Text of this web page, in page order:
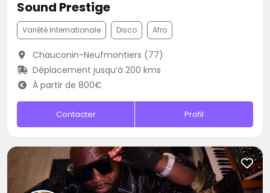
Sound Prestige
Variété Internationale Disco Afro
Chauconin-Neufmontiers (77)
Déplacement jusqu’à 200 kms
À partir de 800€
Contacter Profil